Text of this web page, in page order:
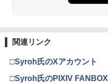
関連リンク
□Syroh氏のXアカウント
□Syroh氏のPIXIV FANBOX